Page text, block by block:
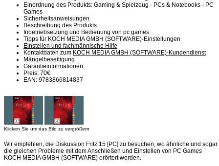
Einordnung des Produkts: Gaming & Spielzeug - PCs & Notebooks - PC
Games
Sicherheitsanweisungen
Beschreibung des Produkts
Inbetriebsetzung und Bedienung von pc games
Tipps für KOCH MEDIA GMBH (SOFTWARE)-Einstellungen
Einstellen und fachmännische Hilfe
Kontaktdaten zum KOCH MEDIA GMBH (SOFTWARE)-Kundendienst
Mängelbeseitigung
Garantieinformationen
Preis: 70€
EAN: 9783866814837
Klicken Sie um das Bild zu vergrößern
Wir empfehlen, die Diskussion Fritz 15 [PC] zu besuchen, wo ähnliche und sogar
die gleichen Probleme mit dem Anschließen und Einstellen von PC Games
KOCH MEDIA GMBH (SOFTWARE) erörtert werden.